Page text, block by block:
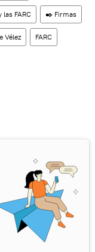
FARC ✒️ Firmas
Vélez FARC